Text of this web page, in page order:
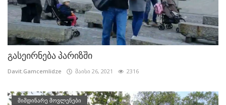
გასეირნება პარიზში
Davit.Gamcemlidze მაისი 26, 2021 2316
მიმდინარე მოვლენები